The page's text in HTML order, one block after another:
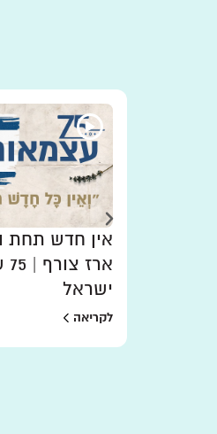
אין חדש
ישראל
לקריאה